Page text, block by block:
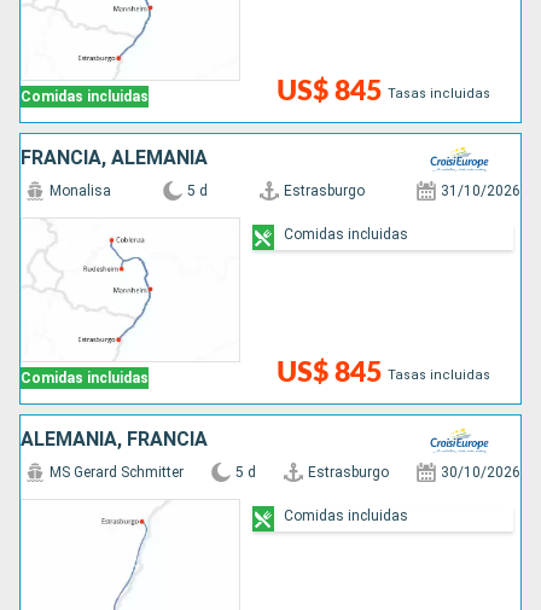
Comidas incluidas US$ 845 Tasas incluidas
FRANCIA, ALEMANIA
Comidas incluidas
Monalisa 5 d Estrasburgo 31/10/2026
US$ 845 Tasas incluidas
Comidas incluidas
ALEMANIA, FRANCIA
MS Gerard Schmitter 5 d Estrasburgo 30/10/2026
Comidas incluidas